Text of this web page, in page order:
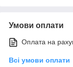
Умови оплати
Оплата на
Всі умови оплати